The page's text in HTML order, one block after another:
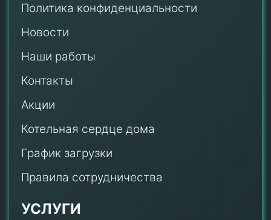
Политика конфиденциальности
Новости
Наши работы
Контакты
Акции
Котельная сердце дома
График загрузки
Правила сотрудничества
УСЛУГИ